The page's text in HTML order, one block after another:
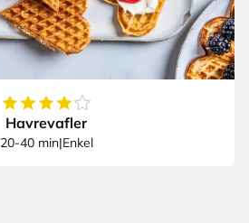
4.205882352941177
Havrevafler
20-40 min|Enkel